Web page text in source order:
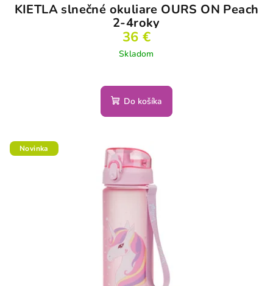
KIETLA slnečné okuliare OURS ON Peach
2-4roky
36 €
Skladom
Do košíka
Novinka